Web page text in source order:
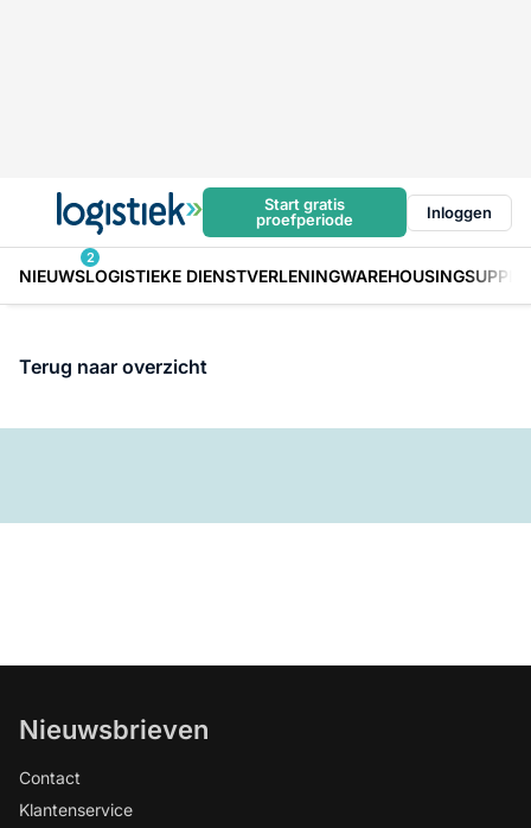
Start gratis
proefperiode
Inloggen
NIEUWS
2
LOGISTIEKE DIENSTVERLENINGWAREHOUSING
Terug naar overzicht
Nieuwsbrieven
Contact
Klantenservice